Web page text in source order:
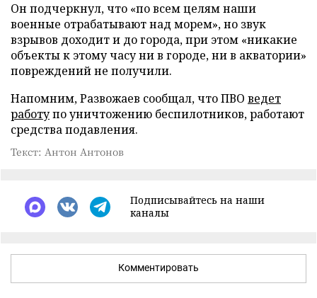
Он подчеркнул, что «по всем целям наши
военные отрабатывают над морем», но звук
взрывов доходит и до города, при этом «никакие
объекты к этому часу ни в городе, ни в акватории»
повреждений не получили.
Напомним, Развожаев сообщал, что ПВО ведет
работупо уничтожению беспилотников, работают
средства подавления.
Текст: Антон Антонов
Подписывайтесь на наши
каналы
Комментировать